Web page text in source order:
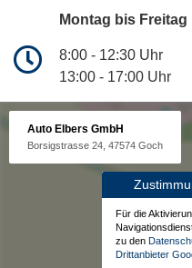
Montag bis Freitag
8:00 - 12:30 Uhr
13:00 - 17:00 Uhr
Auto Elbers GmbH
Borsigstrasse 24, 47574 Goch
Für die
zu den
Drittanbieter